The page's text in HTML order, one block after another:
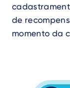
de
momento da